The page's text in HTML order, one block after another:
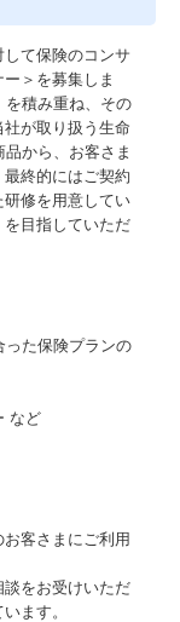
して保険のコンサ
＞を募集しま
を積み重ね、その
が取り扱う生命
から、お客さま
終的にはご契約
修を用意してい
目指していただ
った保険プランの
など
客さまにご利用
談をお受けいただ
ます。